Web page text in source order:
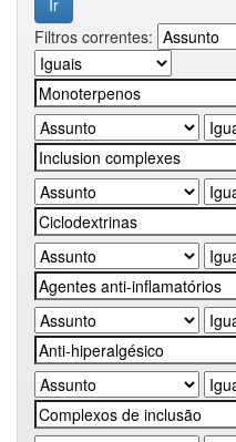
Filtros correntes: